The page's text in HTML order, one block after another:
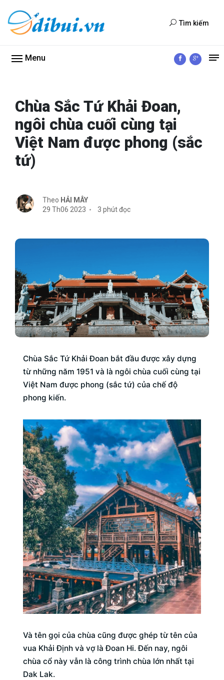
Tìm kiếm
Menu
Chùa Sắc Tứ Khải Đoan,
ngôi chùa cuối cùng tại
Việt Nam được phong (sắc
tứ)
Theo HẢI MÂY
29 Th06 2023
3 phút đọc
Chùa Sắc Tứ Khải Đoan bắt đầu được xây dựng
từ những năm 1951 và là ngôi chùa cuối cùng tại
Việt Nam được phong (sắc tứ) của chế độ
phong kiến.
Và tên gọi của chùa cũng được ghép từ tên của
vua Khải Định và vợ là Đoan Hi. Đến nay, ngôi
chùa cổ này vẫn là công trình chùa lớn nhất tại
Dak Lak.